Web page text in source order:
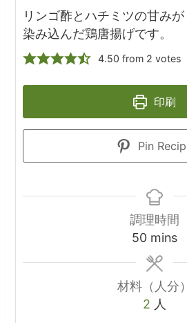
リンゴ酢とハチミツの甘み
染み込んだ鶏唐揚げです。
4.50 from 2 votes
印刷
Pin
調理時間
50 minutes
mins
材料（人分）
2 人